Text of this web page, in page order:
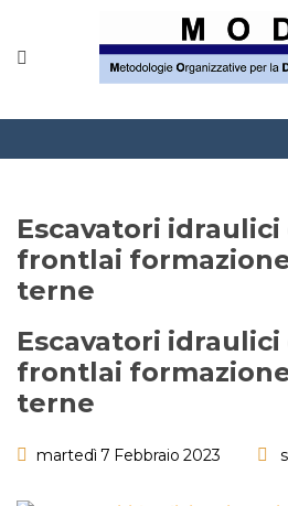
Escavatori
frontlai formazione
terne
Escavatori
frontlai formazione
terne
martedì 7 Febbraio 2023